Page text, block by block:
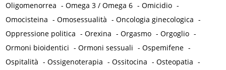
Oligomenorrea -Omega 3 / Omega 6 -Omicidio -
Omocisteina -Omosessualità -Oncologia ginecologica -
Oppressione politica -Orexina -Orgasmo -Orgoglio -
Ormoni bioidentici -Ormoni sessuali -Ospemifene -
Ospitalità -Ossigenoterapia -Ossitocina -Osteopatia -